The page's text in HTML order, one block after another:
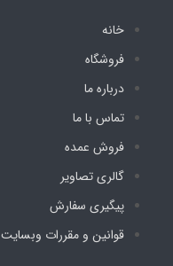
خانه
فروشگاه
درباره ما
تماس با ما
فروش عمده
گالری تصاویر
پیگیری سفارش
قوانین و مقررات وبسایت